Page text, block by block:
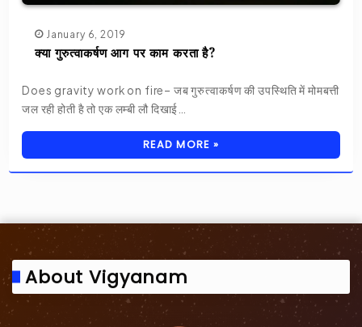
January 6, 2019
क्या गुरुत्वाकर्षण आग पर काम करता है?
Does gravity work on fire– जब गुरुत्वाकर्षण की उपस्थिति में मोमबत्ती
जल रही होती है तो एक लम्बी लौ दिखाई…
READ MORE »
About Vigyanam